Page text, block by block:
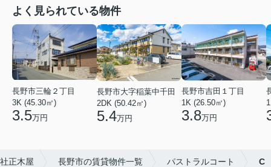
よく見られている物件
長野市三輪２丁目
3K (45.30㎡)
3.5万円
長野市大字稲葉中千田
2DK (50.42㎡)
5.4万円
長野市吉田１丁目
1K (26.50㎡)
3.8万円
正木屋 長野市の賃貸物件一覧 パストラルコート C